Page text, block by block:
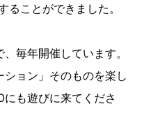
ることができました。
毎年開催しています。
ョン」そのものを楽し
も遊びに来てくださ